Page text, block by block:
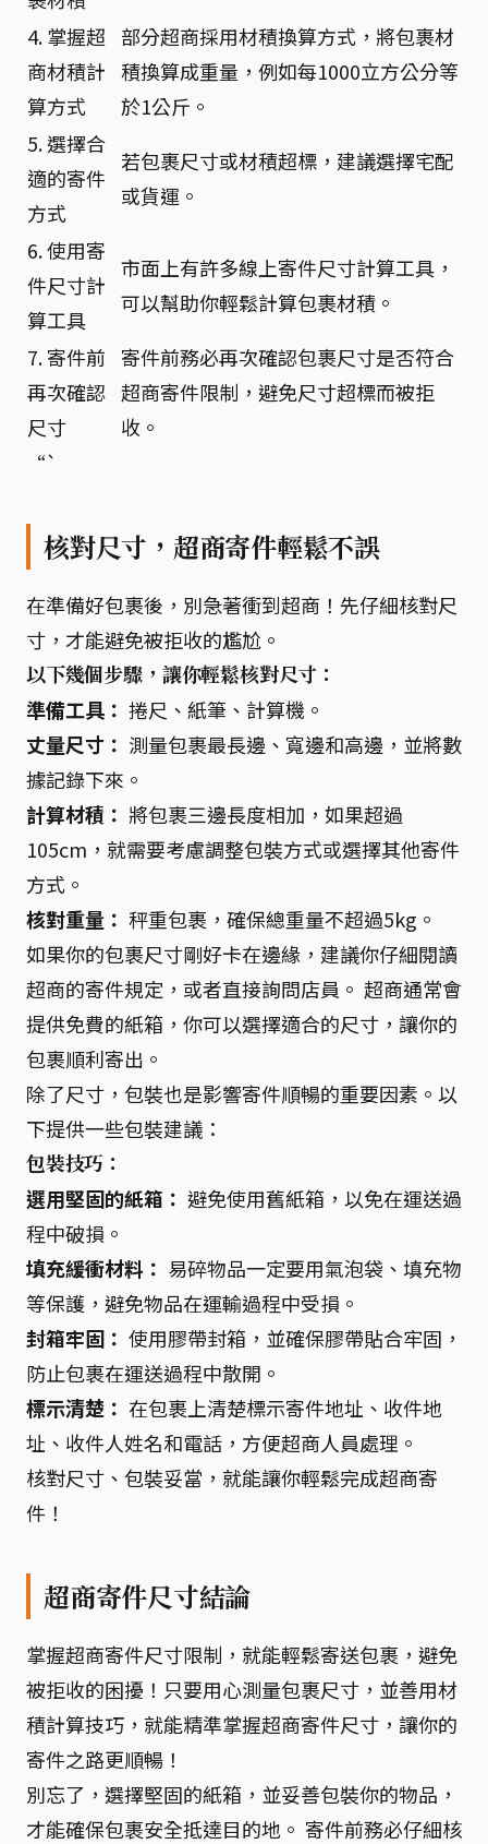
4. 掌握超
商材積計
算方式
部分超商採用材積換算方式，將包裹材
積換算成重量，例如每1000立方公分等
於1公斤。
5. 選擇合
適的寄件
方式
若包裹尺寸或材積超標，建議選擇宅配
或貨運。
6. 使用寄
件尺寸計
算工具
市面上有許多線上寄件尺寸計算工具，
可以幫助你輕鬆計算包裹材積。
7. 寄件前
再次確認
尺寸
寄件前務必再次確認包裹尺寸是否符合
超商寄件限制，避免尺寸超標而被拒
收。
“`
核對尺寸，超商寄件輕鬆不誤
在準備好包裹後，別急著衝到超商！先仔細核對尺
寸，才能避免被拒收的尷尬。
以下幾個步驟，讓你輕鬆核對尺寸：
準備工具： 捲尺、紙筆、計算機。
丈量尺寸： 測量包裹最長邊、寬邊和高邊，並將數
據記錄下來。
計算材積： 將包裹三邊長度相加，如果超過
105cm，就需要考慮調整包裝方式或選擇其他寄件
方式。
核對重量： 秤重包裹，確保總重量不超過5kg。
如果你的包裹尺寸剛好卡在邊緣，建議你仔細閱讀
超商的寄件規定，或者直接詢問店員。 超商通常會
提供免費的紙箱，你可以選擇適合的尺寸，讓你的
包裹順利寄出。
除了尺寸，包裝也是影響寄件順暢的重要因素。以
下提供一些包裝建議：
包裝技巧：
選用堅固的紙箱： 避免使用舊紙箱，以免在運送過
程中破損。
填充緩衝材料： 易碎物品一定要用氣泡袋、填充物
等保護，避免物品在運輸過程中受損。
封箱牢固： 使用膠帶封箱，並確保膠帶貼合牢固，
防止包裹在運送過程中散開。
標示清楚： 在包裹上清楚標示寄件地址、收件地
址、收件人姓名和電話，方便超商人員處理。
核對尺寸、包裝妥當，就能讓你輕鬆完成超商寄
件！
超商寄件尺寸結論
掌握超商寄件尺寸限制，就能輕鬆寄送包裹，避免
被拒收的困擾！只要用心測量包裹尺寸，並善用材
積計算技巧，就能精準掌握超商寄件尺寸，讓你的
寄件之路更順暢！
別忘了，選擇堅固的紙箱，並妥善包裝你的物品，
才能確保包裹安全抵達目的地。 寄件前務必仔細核